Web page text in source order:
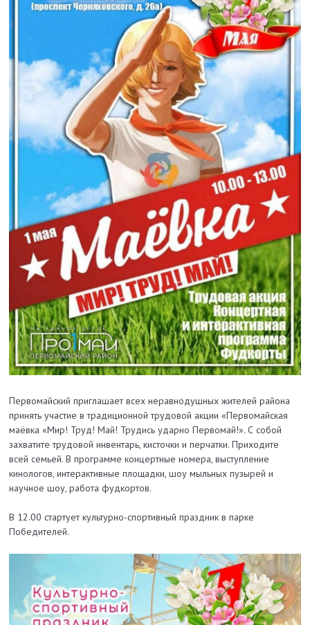
Первомайский приглашает всех неравнодушных жителей района
принять участие в традиционной трудовой акции «Первомайская
маёвка «Мир! Труд! Май! Трудись ударно Первомай!».С собой
захватите трудовой инвентарь, кисточки и перчатки. Приходите
всей семьей. В программе концертные номера, выступление
кинологов, интерактивные площадки, шоу мыльных пузырей и
научное шоу, работа фудкортов.
В 12.00 стартует культурно-спортивный праздник в парке
Победителей.